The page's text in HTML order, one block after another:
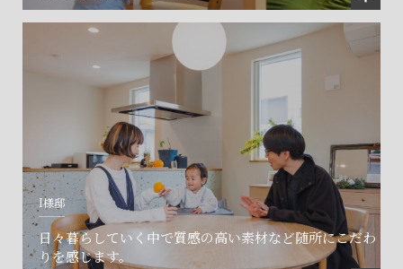
I様邸
日々暮らしていく中で質感の高い素材など随所にこだわ
りを感じます。
©SET inc.